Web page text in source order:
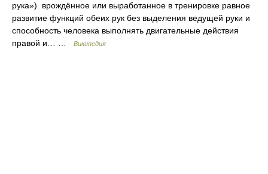
рука») врождённое или выработанное в тренировке равное
развитие функций обеих рук без выделения ведущей руки и
способность человека выполнять двигательные действия
правой и… …
Википедия